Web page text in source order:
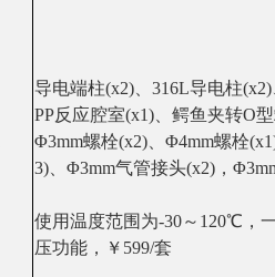
导电端柱(x2)、316L导电柱
PP反应腔室(x1)、鳄鱼夹转O
Φ3mm螺栓(x2)、Φ4mm螺栓
3)、Φ3mm气管接头(x2)，
使用温度范围为-30～120℃，
压功能，￥599/套